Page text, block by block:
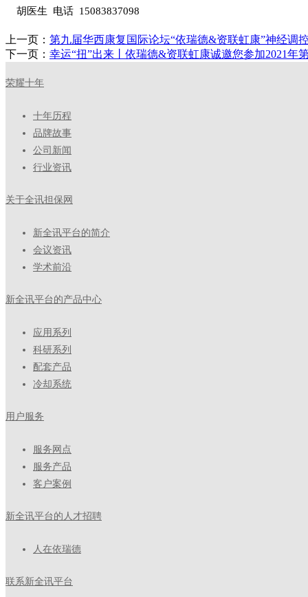
胡医生 电话 15083837098
上一页： 第九届华西康复国际论坛“依瑞德&资联虹康”神经调
下一页： 幸运“扭”出来丨依瑞德&资联虹康诚邀您参加2021年
荣耀十年
十年历程
品牌故事
公司新闻
行业资讯
关于全讯担保网
新全讯平台的简介
会议资讯
学术前沿
新全讯平台的产品中心
应用系列
科研系列
配套产品
冷却系统
用户服务
服务网点
服务产品
客户案例
新全讯平台的人才招聘
人在依瑞德
联系新全讯平台